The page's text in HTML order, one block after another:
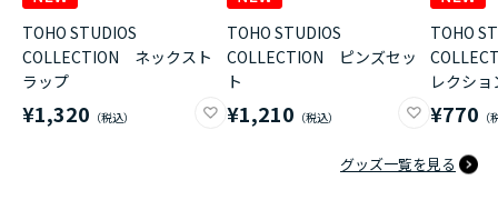
TOHO STUDIOS
COLLECTION ネックスト
ラップ
¥1,320
TOHO STUDIOS
COLLECTION ピンズセッ
ト
¥1,210
TOHO
レクシ
¥770
グッズ一覧を見る